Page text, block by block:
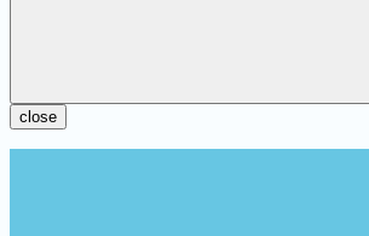
close